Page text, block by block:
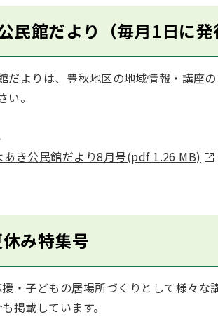
民館だより（毎月1日に発
だよりは、豊秋地区の地域情報・講座の
。
あき公民館だより8月号(pdf 1.26 MB)
み特集号
・子どもの居場所づくりとして様々な
掲載しています。